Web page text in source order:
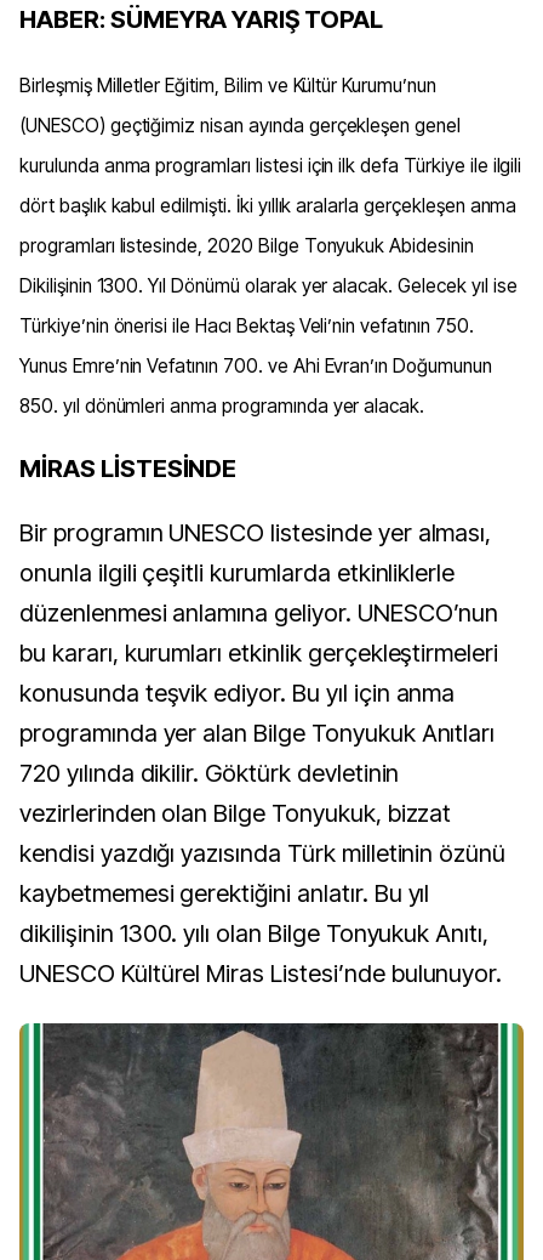
HABER: SÜMEYRA YARIŞ TOPAL
Birleşmiş Milletler Eğitim, Bilim ve Kültür Kurumu’nun
(UNESCO) geçtiğimiz nisan ayında gerçekleşen genel
kurulunda anma programları listesi için ilk defa Türkiye ile ilgili
dört başlık kabul edilmişti. İki yıllık aralarla gerçekleşen anma
programları listesinde, 2020 Bilge Tonyukuk Abidesinin
Dikilişinin 1300. Yıl Dönümü olarak yer alacak. Gelecek yıl ise
Türkiye’nin önerisi ile Hacı Bektaş Veli’nin vefatının 750.
Yunus Emre’nin Vefatının 700. ve Ahi Evran’ın Doğumunun
850. yıl dönümleri anma programında yer alacak.
MİRAS LİSTESİNDE
Bir programın UNESCO listesinde yer alması,
onunla ilgili çeşitli kurumlarda etkinliklerle
düzenlenmesi anlamına geliyor. UNESCO’nun
bu kararı, kurumları etkinlik gerçekleştirmeleri
konusunda teşvik ediyor. Bu yıl için anma
programında yer alan Bilge Tonyukuk Anıtları
720 yılında dikilir. Göktürk devletinin
vezirlerinden olan Bilge Tonyukuk, bizzat
kendisi yazdığı yazısında Türk milletinin özünü
kaybetmemesi gerektiğini anlatır. Bu yıl
dikilişinin 1300. yılı olan Bilge Tonyukuk Anıtı,
UNESCO Kültürel Miras Listesi’nde bulunuyor.